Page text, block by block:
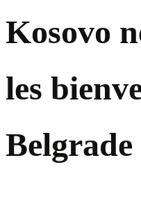
Kosovo
les
Belgrade